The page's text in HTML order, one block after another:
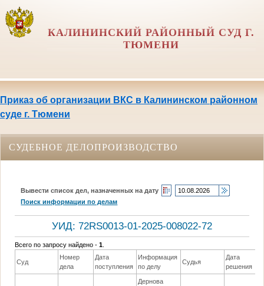
КАЛИНИНСКИЙ РАЙОННЫЙ СУД Г.
ТЮМЕНИ
Приказ об организации ВКС в Калининском районном
суде г. Тюмени
СУДЕБНОЕ ДЕЛОПРОИЗВОДСТВО
Вывести список дел, назначенных на дату
Поиск информации по делам
УИД: 72RS0013-01-2025-008022-72
Всего по запросу найдено -1
Суд
Номер
дела
Дата
поступления
Информация
по делу
Судья
Дата
решения
Дернова